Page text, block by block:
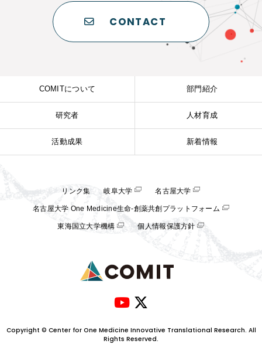
CONTACT
COMITについて 部門紹介
研究者 人材育成
活動成果 新着情報
リンク集 岐阜大学 名古屋大学
名古屋大学 One Medicine生命-創薬共創プラットフォーム
東海国立大学機構 個人情報保護方針
Copyright © Center for One Medicine Innovative Translational Research. All
Rights Reserved.